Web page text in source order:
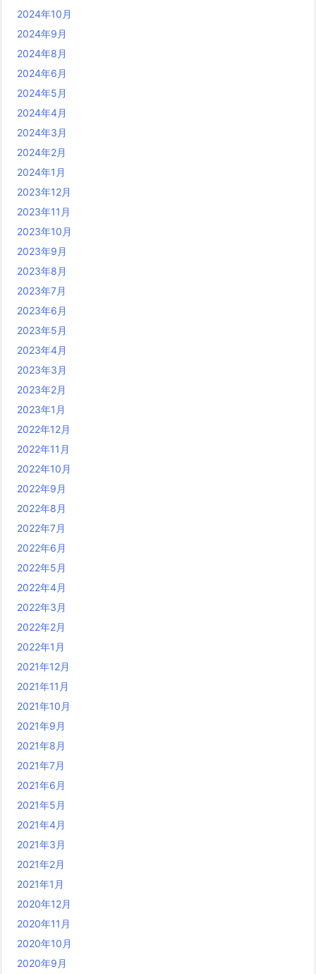
2024年10月
2024年9月
2024年8月
2024年6月
2024年5月
2024年4月
2024年3月
2024年2月
2024年1月
2023年12月
2023年11月
2023年10月
2023年9月
2023年8月
2023年7月
2023年6月
2023年5月
2023年4月
2023年3月
2023年2月
2023年1月
2022年12月
2022年11月
2022年10月
2022年9月
2022年8月
2022年7月
2022年6月
2022年5月
2022年4月
2022年3月
2022年2月
2022年1月
2021年12月
2021年11月
2021年10月
2021年9月
2021年8月
2021年7月
2021年6月
2021年5月
2021年4月
2021年3月
2021年2月
2021年1月
2020年12月
2020年11月
2020年10月
2020年9月